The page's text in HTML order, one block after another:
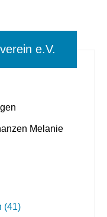
e.V.
Melanie
(41)